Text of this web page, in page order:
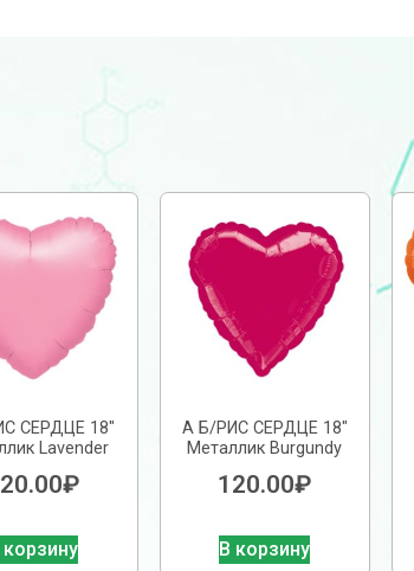
СЕРДЦЕ 18″
Lavender
₽
корзину
А Б/РИС СЕРДЦЕ 18″
Металлик Burgundy
120.00₽
В корзину